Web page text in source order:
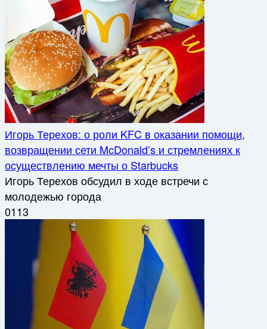
Игорь Терехов: о роли KFC в оказании помощи,
возвращении сети McDonald’s и стремлениях к
осуществлению мечты о Starbucks
Игорь Терехов обсудил в ходе встречи с
молодежью города
0113